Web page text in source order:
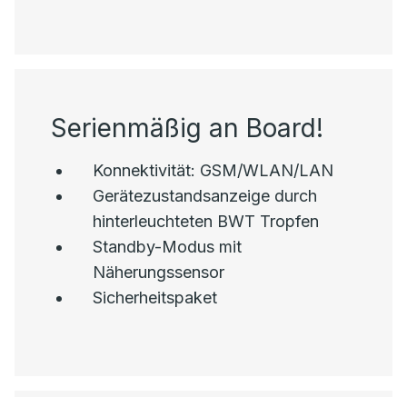
Serienmäßig an Board!
Konnektivität: GSM/WLAN/LAN
Gerätezustandsanzeige durch
hinterleuchteten BWT Tropfen
Standby-Modus mit
Näherungssensor
Sicherheitspaket